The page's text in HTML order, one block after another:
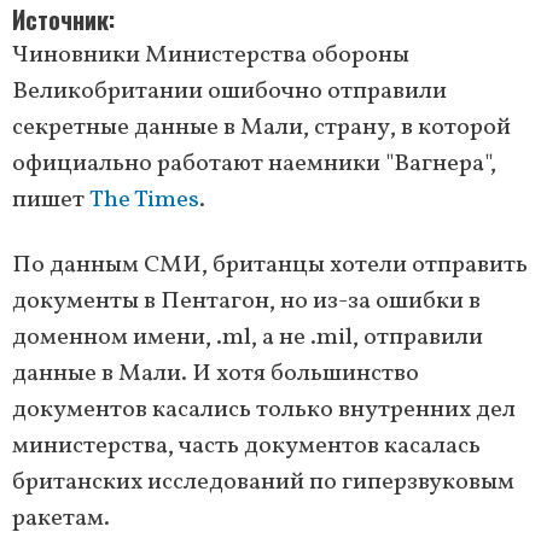
Источник
Чиновники Министерства обороны
Великобритании ошибочно отправили
секретные данные в Мали, страну, в которой
официально работают наемники "Вагнера",
пишетThe Times.
По данным СМИ, британцы хотели отправить
документы в Пентагон, но из-за ошибки в
доменном имени, .ml, а не .mil, отправили
данные в Мали. И хотя большинство
документов касались только внутренних дел
министерства, часть документов касалась
британских исследований по гиперзвуковым
ракетам.